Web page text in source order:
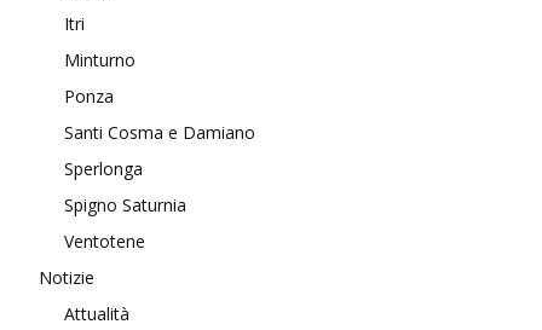
Itri
Minturno
Ponza
Santi Cosma e Damiano
Sperlonga
Spigno Saturnia
Ventotene
Notizie
Attualità